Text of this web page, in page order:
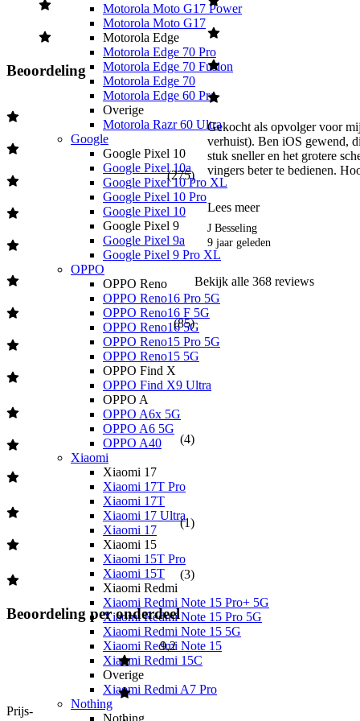
Motorola Moto G17 Power
Motorola Moto G17
Motorola Edge
Motorola Edge 70 Pro
Motorola Edge 70 Fusion
Motorola Edge 70
Motorola Edge 60 Pro
Overige
Motorola Razr 60 Ultra
Google
Google Pixel 10
Google Pixel 10a
Google Pixel 10 Pro XL
Google Pixel 10 Pro
Google Pixel 10
Google Pixel 9
Google Pixel 9a
Google Pixel 9 Pro XL
OPPO
OPPO Reno
OPPO Reno16 Pro 5G
OPPO Reno16 F 5G
OPPO Reno16 5G
OPPO Reno15 Pro 5G
OPPO Reno15 5G
OPPO Find X
OPPO Find X9 Ultra
OPPO A
OPPO A6x 5G
OPPO A6 5G
OPPO A40
Xiaomi
Xiaomi 17
Xiaomi 17T Pro
Xiaomi 17T
Xiaomi 17 Ultra
Xiaomi 17
Xiaomi 15
Xiaomi 15T Pro
Xiaomi 15T
Xiaomi Redmi
Xiaomi Redmi Note 15 Pro+ 5G
Xiaomi Redmi Note 15 Pro 5G
Xiaomi Redmi Note 15 5G
Xiaomi Redmi Note 15
Xiaomi Redmi 15C
Overige
Xiaomi Redmi A7 Pro
Nothing
Nothing
Black: deze matzwarte, nieuwe kleur binnen de iPhone-serie,
geeft je iPhone 7 een stijlvolle, donkere look.
Silver: geeft je smartphone een lichte, chique uitstraling. De
zilveren iPhone 7 is verkrijgbaar bij alle varianten.
Gold: geef je iPhone 7 een elegante uitstraling met de kleur
‘Gold’. De iPhone 7 in de kleur goud is verkrijgbaar bij alle
Rose: geeft je iPhone 7 een luxe uitstraling. De roségouden
behuizing is verkrijgbaar bij alle uitvoeringen van de nieuwe
iPhone.
Heb je liever de iPhone 7 in een maatje groter? Kies dan deiPhone
7 Plus
Beoordeling
(275)
(85)
(4)
(1)
(3)
Beoordeling per onderdeel
Prijs-
9,2
Gekocht als opvolger voor
verhuist). Ben iOS gewend,
stuk sneller en het grotere
vingers beter te bedienen.
Lees meer
J Besseling
9 jaar geleden
Bekijk alle 368 reviews